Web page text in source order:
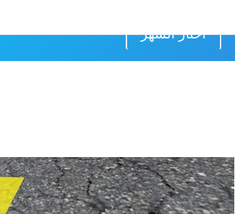
اختار الشهر
الاتصال الثاني من شهر تموز